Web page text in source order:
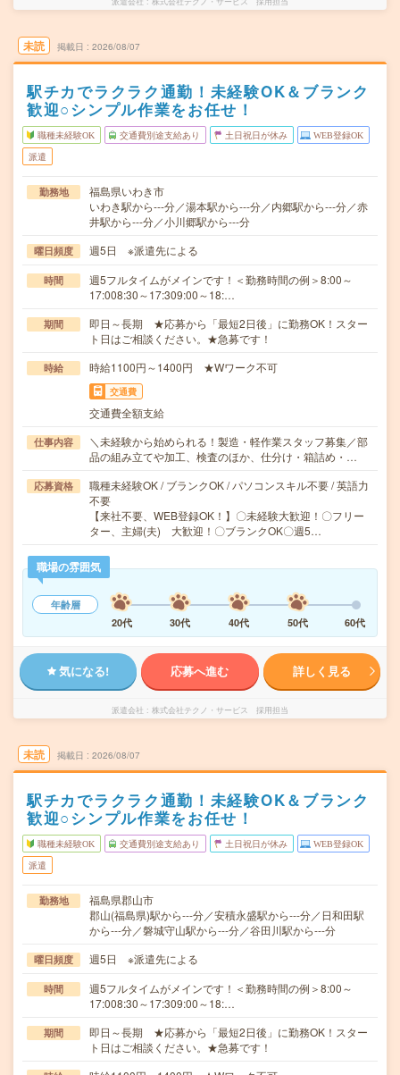
未読 掲載日 2026/08/07
駅チカでラクラク通勤！未経験OK＆ブランク
歓迎○シンプル作業をお任せ！
職種未経験OK 交通費別途支給あり 土日祝日が休み WEB登録OK
派遣
勤務地
福島県いわき市
いわき駅から---分／湯本駅から---分／内郷駅から---分／赤
井駅から---分／小川郷駅から---分
曜日頻度 週5日 ※派遣先による
時間
週5フルタイムがメインです！＜勤務時間の例＞8:00～
17:008:30～17:309:00～18:…
期間
即日～長期 ★応募から「最短2日後」に勤務OK！スター
ト日はご相談ください。★急募です！
時給 時給1100円～1400円 ★Wワーク不可
交通費
交通費全額支給
仕事内容
＼未経験から始められる！製造・軽作業スタッフ募集／部
品の組み立てや加工、検査のほか、仕分け・箱詰め・…
応募資格
職種未経験OK / ブランクOK / パソコンスキル不要 / 英語力
不要
【来社不要、WEB登録OK！】〇未経験大歓迎！〇フリー
ター、主婦(夫) 大歓迎！〇ブランクOK〇週5…
職場の雰囲気
年齢層
20代
30代 40代 50代 60代
気になる! 応募へ進む 詳しく見る
派遣会社 株式会社テクノ・サービス 採用担当
未読 掲載日 2026/08/07
駅チカでラクラク通勤！未経験OK＆ブランク
歓迎○シンプル作業をお任せ！
職種未経験OK 交通費別途支給あり 土日祝日が休み WEB登録OK
派遣
勤務地
福島県郡山市
郡山(福島県)駅から---分／安積永盛駅から---分／日和田駅
から---分／磐城守山駅から---分／谷田川駅から---分
曜日頻度 週5日 ※派遣先による
時間
週5フルタイムがメインです！＜勤務時間の例＞8:00～
17:008:30～17:309:00～18:…
期間
即日～長期 ★応募から「最短2日後」に勤務OK！スター
ト日はご相談ください。★急募です！